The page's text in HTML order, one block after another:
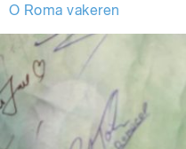
O Roma vakeren